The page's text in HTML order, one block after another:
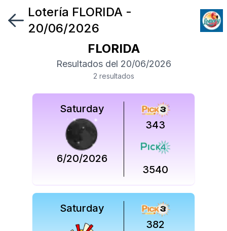
Síguenos
en
Lotería FLORIDA-
20/06/2026
FLORIDA
Resultados del 20/06/2026
2 resultados
Saturday
6/20/2026
343
3540
Saturday
382